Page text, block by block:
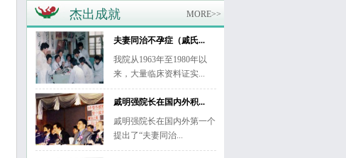
杰出成就 MORE>>
夫妻同治不孕症（戚氏...
我院从1963年至1980年以
来，大量临床资料证实...
戚明强院长在国内外积...
戚明强院长在国内外第一个
提出了“夫妻同治...